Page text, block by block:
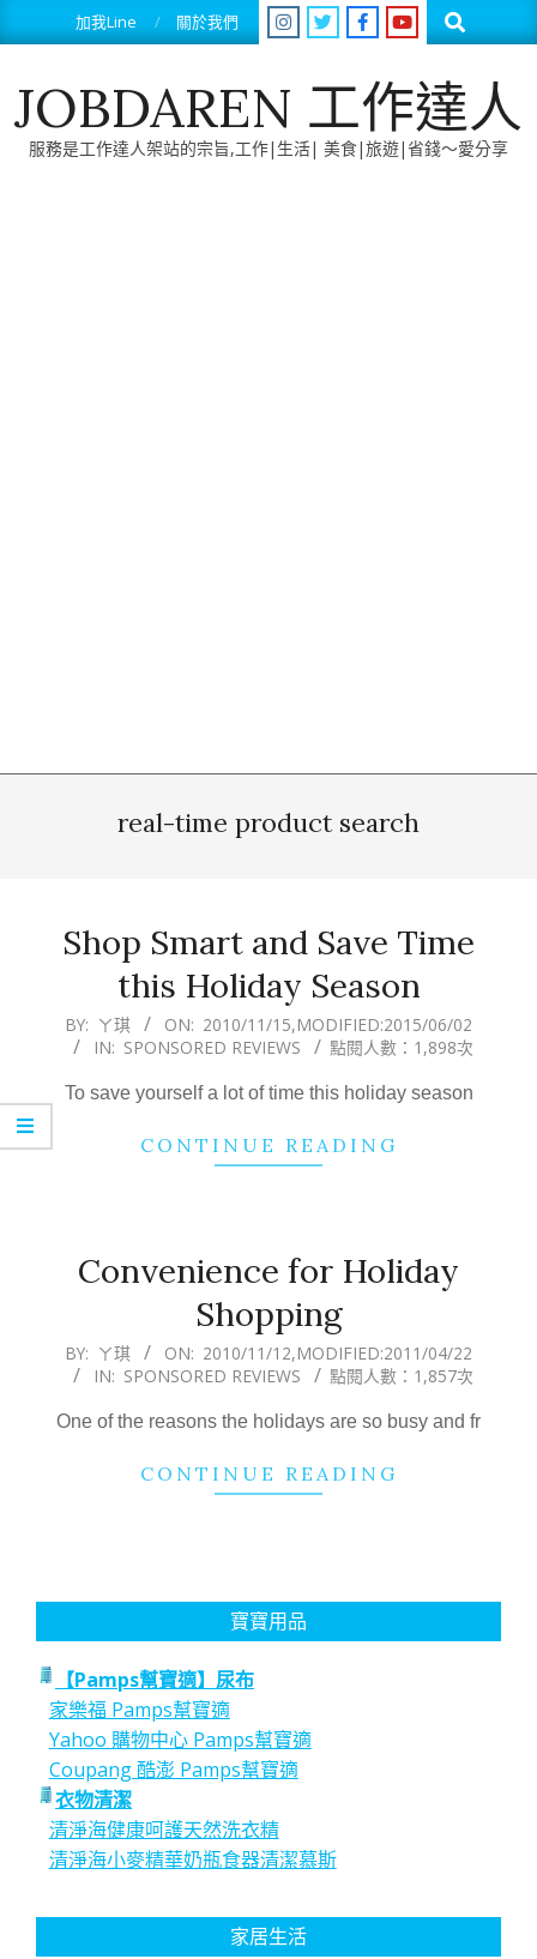
to
加我Line 關於我們 Search
JOBDAREN 工作達人
服務是工作達人架站的宗旨,工作|生活| 美食|旅遊|省錢～愛分享
real-time product search
Shop Smart and Save Time
this Holiday Season
2010-
11-
15
BY: ㄚ琪 ON: 2010/11/15,MODIFIED:2015/06/02
IN: SPONSORED REVIEWS 點閱人數：1,898次
To save yourself a lot of time this holiday season
CONTINUE READING
Convenience for Holiday
Shopping
2010-
11-
12
BY: ㄚ琪 ON: 2010/11/12,MODIFIED:2011/04/22
IN: SPONSORED REVIEWS 點閱人數：1,857次
One of the reasons the holidays are so busy and fr
CONTINUE READING
寶寶用品
【Pamps幫寶適】尿布
家樂福 Pamps幫寶適
Yahoo 購物中心 Pamps幫寶適
Coupang 酷澎 Pamps幫寶適
衣物清潔
清淨海健康呵護天然洗衣精
清淨海小麥精華奶瓶食器清潔慕斯
家居生活